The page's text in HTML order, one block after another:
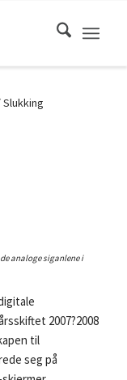
Slukking
analoge siganlene i
2007?2008
til
seg på